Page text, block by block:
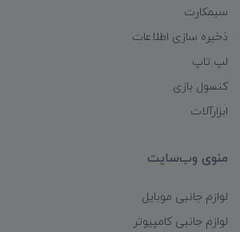
سیمکارت
ذخیره سازی اطلاعات
لپ تاپ
کنسول بازی
ابزارآلات
منوی وب‌سایت
لوازم جانبی موبایل
لوازم جانبی کامپیوتر